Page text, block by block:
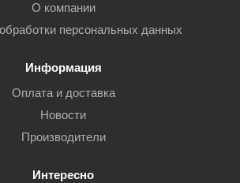
О компании
персональных данных
Информация
Оплата и доставка
Новости
Производители
Интересно